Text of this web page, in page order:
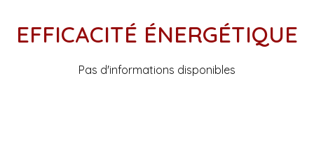
EFFICACITÉ ÉNERGÉTIQUE
Pas d'informations disponibles